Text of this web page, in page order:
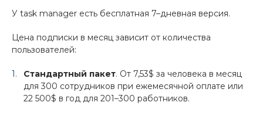
У task manager есть бесплатная 7–дневная версия.
Цена подписки в месяц зависит от количества
пользователей:
Стандартный пакет. От 7,53$ за человека в месяц
для 300 сотрудников при ежемесячной оплате или
22 500$ в год для 201–300 работников.